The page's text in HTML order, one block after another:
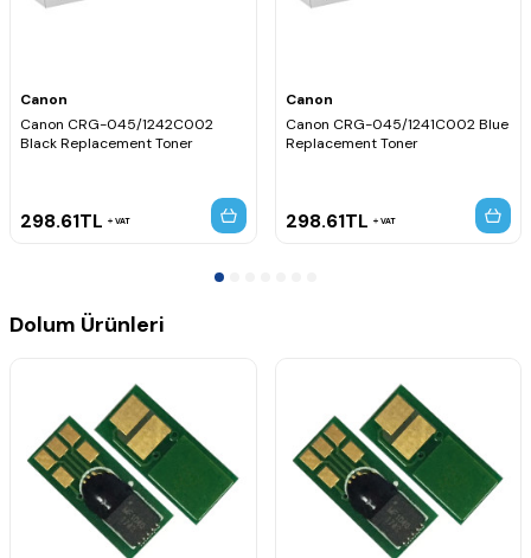
Canon
Canon CRG-045/1242C002
Black Replacement Toner
298.61TL VAT
Canon
Canon CRG-045/1241C002 Blue
Replacement Toner
298.61TL VAT
Dolum Ürünleri